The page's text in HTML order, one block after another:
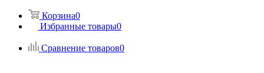
Корзина0
Избранные товары0
Сравнение товаров0